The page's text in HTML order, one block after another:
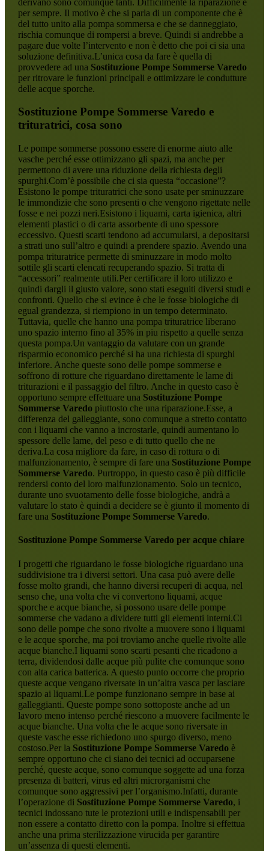
per sempre. Il motivo è che si parla di un componente che è
del tutto unito alla pompa sommersa e che se danneggiato,
rischia comunque di rompersi a breve. Quindi si andrebbe a
pagare due volte l’intervento e non è detto che poi ci sia una
soluzione definitiva.L’unica cosa da fare è quella di
provvedere ad una Sostituzione Pompe Sommerse Varedo
per ritrovare le funzioni principali e ottimizzare le condutture
delle acque sporche.
Sostituzione Pompe Sommerse Varedo e
trituratrici, cosa sono
Le pompe sommerse possono essere di enorme aiuto alle
vasche perché esse ottimizzano gli spazi, ma anche per
permettono di avere una riduzione della richiesta degli
spurghi.Com’è possibile che ci sia questa “occasione”?
Esistono le pompe trituratrici che sono usate per sminuzzare
le immondizie che sono presenti o che vengono rigettate nelle
fosse e nei pozzi neri.Esistono i liquami, carta igienica, altri
elementi plastici o di carta assorbente di uno spessore
eccessivo. Questi scarti tendono ad accumularsi, a depositarsi
a strati uno sull’altro e quindi a prendere spazio. Avendo una
pompa trituratrice permette di sminuzzare in modo molto
sottile gli scarti elencati recuperando spazio. Si tratta di
“accessori” realmente utili.Per certificare il loro utilizzo e
quindi dargli il giusto valore, sono stati eseguiti diversi studi e
confronti. Quello che si evince è che le fosse biologiche di
egual grandezza, si riempiono in un tempo determinato.
Tuttavia, quelle che hanno una pompa trituratrice liberano
uno spazio interno fino al 35% in piu rispetto a quelle senza
questa pompa.Un vantaggio da valutare con un grande
risparmio economico perché si ha una richiesta di spurghi
inferiore. Anche queste sono delle pompe sommerse e
soffrono di rotture che riguardano direttamente le lame di
triturazioni e il passaggio del filtro. Anche in questo caso è
opportuno sempre effettuare una Sostituzione Pompe
Sommerse Varedopiuttosto che una riparazione.Esse, a
differenza del galleggiante, sono comunque a stretto contatto
con i liquami che vanno a incrostarle, quindi aumentano lo
spessore delle lame, del peso e di tutto quello che ne
deriva.La cosa migliore da fare, in caso di rottura o di
malfunzionamento, è sempre di fare una Sostituzione Pompe
Sommerse Varedo. Purtroppo, in questo caso è più difficile
rendersi conto del loro malfunzionamento. Solo un tecnico,
durante uno svuotamento delle fosse biologiche, andrà a
valutare lo stato è quindi a decidere se è giunto il momento di
fare una Sostituzione Pompe Sommerse Varedo.
Sostituzione Pompe Sommerse Varedoper acque chiare
I progetti che riguardano le fosse biologiche riguardano una
suddivisione tra i diversi settori. Una casa può avere delle
fosse molto grandi, che hanno diversi recuperi di acqua, nel
senso che, una volta che vi convertono liquami, acque
sporche e acque bianche, si possono usare delle pompe
sommerse che vadano a dividere tutti gli elementi interni.Ci
sono delle pompe che sono rivolte a muovere sono i liquami
e le acque sporche, ma poi troviamo anche quelle rivolte alle
acque bianche.I liquami sono scarti pesanti che ricadono a
terra, dividendosi dalle acque più pulite che comunque sono
con alta carica batterica. A questo punto occorre che proprio
queste acque vengano riversate in un’altra vasca per lasciare
spazio ai liquami.Le pompe funzionano sempre in base ai
galleggianti. Queste pompe sono sottoposte anche ad un
lavoro meno intenso perché riescono a muovere facilmente le
acque bianche. Una volta che le acque sono riversate in
queste vasche esse richiedono uno spurgo diverso, meno
costoso.Per la Sostituzione Pompe Sommerse Varedoè
sempre opportuno che ci siano dei tecnici ad occuparsene
perché, queste acque, sono comunque soggette ad una forza
presenza di batteri, virus ed altri microrganismi che
comunque sono aggressivi per l’organismo.Infatti, durante
l’operazione di Sostituzione Pompe Sommerse Varedo, i
tecnici indossano tute le protezioni utili e indispensabili per
non essere a contatto diretto con la pompa. Inoltre si effettua
anche una prima sterilizzazione virucida per garantire
un’assenza di questi elementi.